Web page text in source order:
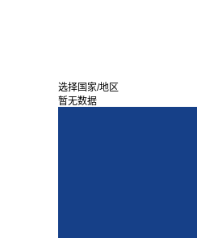
选择国家/地区
暂无数据